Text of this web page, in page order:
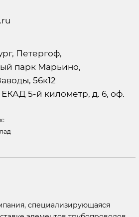
Петергоф,
парк Марьино,
56к12
ЕКАД 5-й километр, д. 6, оф.
специализирующаяся